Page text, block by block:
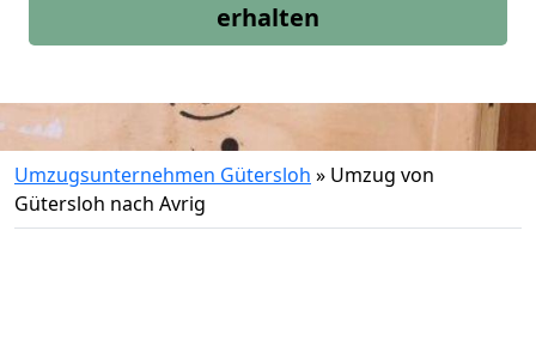
erhalten
Umzugsunternehmen Gütersloh » Umzug von
Gütersloh nach Avrig